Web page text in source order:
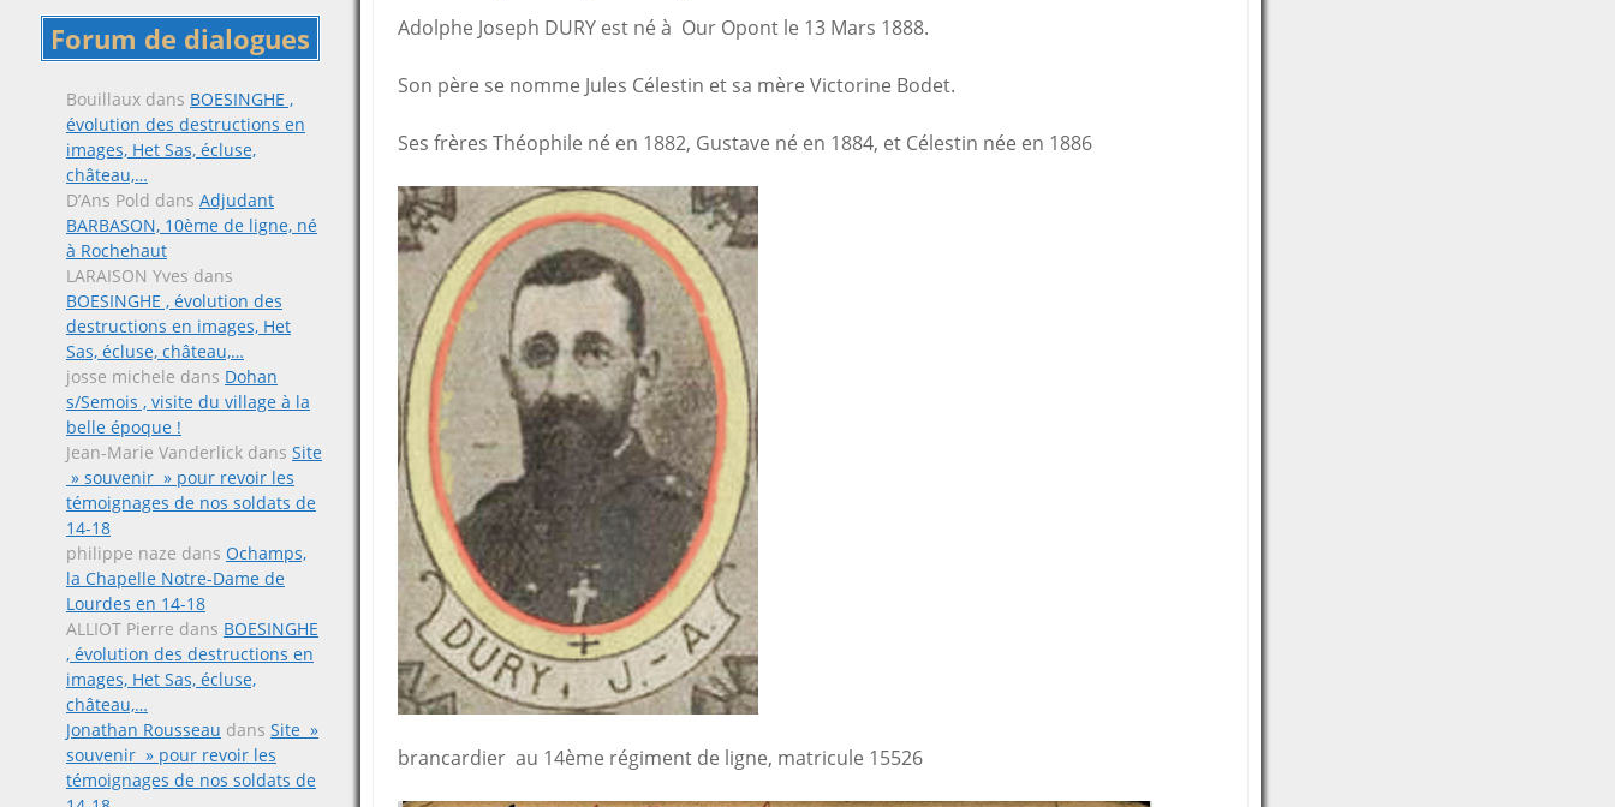
Forum de dialogues
Bouillaux dans BOESINGHE ,
évolution des destructions en
images, Het Sas, écluse,
château,…
D’Ans Pold dans Adjudant
BARBASON, 10ème de ligne, né
à Rochehaut
LARAISON Yves dans
BOESINGHE , évolution des
destructions en images, Het
Sas, écluse, château,…
josse michele dans Dohan
s/Semois , visite du village à la
belle époque !
Jean-Marie Vanderlick dans Site
» souvenir » pour revoir les
témoignages de nos soldats de
14-18
philippe naze dans Ochamps,
la Chapelle Notre-Dame de
Lourdes en 14-18
ALLIOT Pierre dans BOESINGHE
, évolution des destructions en
images, Het Sas, écluse,
château,…
Jonathan Rousseau dans Site »
souvenir » pour revoir les
témoignages de nos soldats de
Adolphe Joseph DURY est né à Our Opont le 13 Mars 1888.
Son père se nomme Jules Célestin et sa mère Victorine Bodet.
Ses frères Théophile né en 1882, Gustave né en 1884, et Célestin née en 1886
brancardier au 14ème régiment de ligne, matricule 15526